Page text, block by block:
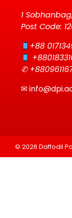
1
Post Code:
+88
✆
✉
© 2026 Daffodil